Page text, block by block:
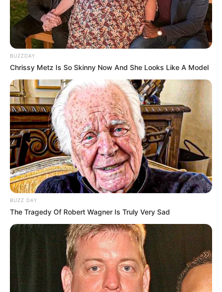
Agente de Saúde é indiciada por falsificar
visitas que nunca aconteceram.
passo a passo para conseguir o benefício.
Mais de 300 ACS e ACE recebem bicicletas
elétricas, barcos, celulares e aplicativo...
PEC 14 avança no Senado e cumpre
sessões de discussão; Aposentadoria
Especial...
DIVERSAS
MATÉRIAS EM DESTAQUE NOS ÚLTIMOS 30 DIAS
BUZZDAY
Chrissy Metz Is So Skinny Now And She Looks Like A Model
BUZZ DAY
The Tragedy Of Robert Wagner Is Truly Very Sad